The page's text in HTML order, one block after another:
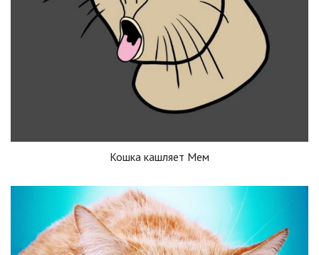
Кошка кашляет Мем